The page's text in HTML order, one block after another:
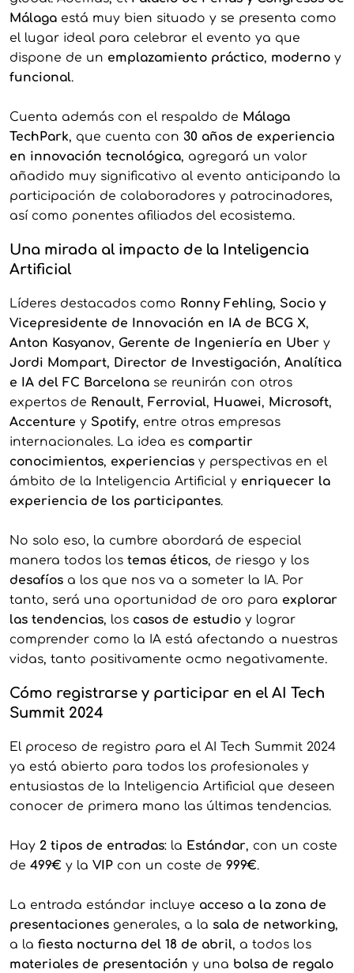
Málagaestá muy bien situado y se presenta como
el lugar ideal para celebrar el evento ya que
dispone de un emplazamiento práctico, modernoy
funcional.
Cuenta además con el respaldo de Málaga
TechPark, que cuenta con 30 años de experiencia
en innovación tecnológica, agregará un valor
añadido muy significativo al evento anticipando la
participación de colaboradores y patrocinadores,
así como ponentes afiliados del ecosistema.
Una mirada al impacto de la Inteligencia
Artificial
Líderes destacados como Ronny Fehling, Socio y
Vicepresidente de Innovación en IA de BCG X,
Anton Kasyanov, Gerente de Ingeniería en Ubery
Jordi Mompart, Director de Investigación, Analítica
e IA del FC Barcelonase reunirán con otros
expertos de Renault, Ferrovial, Huawei, Microsoft,
Accenture y Spotify, entre otras empresas
internacionales. La idea es compartir
conocimientos, experienciasy perspectivas en el
ámbito de la Inteligencia Artificial y enriquecer la
experiencia de los participantes.
No solo eso, la cumbre abordará de especial
manera todos los temas éticos, de riesgo y los
desafíosa los que nos va a someter la IA. Por
tanto, será una oportunidad de oro para explorar
las tendencias, los casos de estudioy lograr
comprender como la IA está afectando a nuestras
vidas, tanto positivamente ocmo negativamente.
Cómo registrarse y participar en el AI Tech
Summit 2024
El proceso de registro para el AI Tech Summit 2024
ya está abierto para todos los profesionales y
entusiastas de la Inteligencia Artificial que deseen
conocer de primera mano las últimas tendencias.
Hay 2 tipos de entradas: la Estándar, con un coste
de 499€ y la VIPcon un coste de 999€.
La entrada estándar incluye acceso a la zona de
presentacionesgenerales, a la sala de networking,
a la fiesta nocturna del 18 de abril, a todos los
materiales de presentación y una bolsa de regalo